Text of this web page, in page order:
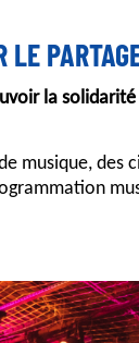
LE
la solidarité
musique, des